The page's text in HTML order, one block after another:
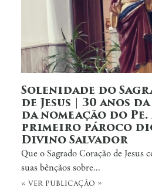
Solenidade do
de Jesus | 30 anos
da nomeação do
primeiro pároco
Divino Salvador
Que o Sagrado Coração de Jesus
suas bênçãos sobre...
« ver publicação »